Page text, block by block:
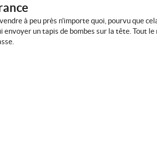
à peu près n'importe quoi, pourvu que
un tapis de bombes sur la tête. Tout le